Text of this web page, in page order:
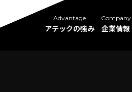
Advantage
アテックの強み
Company
企業情報